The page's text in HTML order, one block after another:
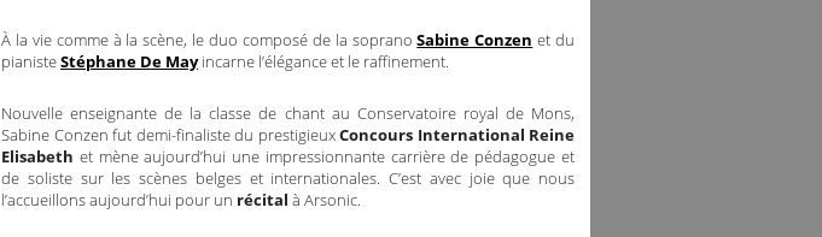
À la vie comme à la scène, le duo composé de la sopranoSabine Conzen et du
pianisteStéphane De Mayincarne l’élégance et le raffinement.
Nouvelle enseignante de la classe de chant au Conservatoire royal de Mons,
Sabine Conzen fut demi-finaliste du prestigieuxConcours International Reine
Elisabeth et mène aujourd’hui une impressionnante carrière de pédagogue et
de soliste sur les scènes belges et internationales. C’est avec joie que nous
l’accueillons aujourd’hui pour un récital à Arsonic.